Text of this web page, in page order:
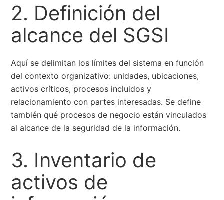
2. Definición del
alcance del SGSI
Aquí se delimitan los límites del sistema en función
del contexto organizativo: unidades, ubicaciones,
activos críticos, procesos incluidos y
relacionamiento con partes interesadas. Se define
también qué procesos de negocio están vinculados
al alcance de la seguridad de la información.
3. Inventario de
activos de